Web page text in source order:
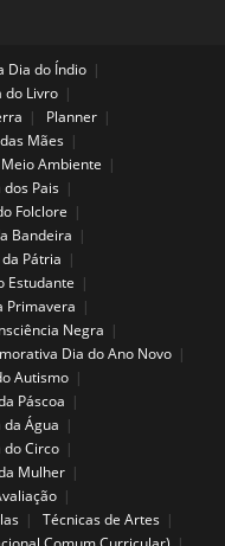
Dia do Índio
do Livro
Planner
Mães
Ambiente
Pais
Folclore
Bandeira
Pátria
Estudante
Primavera
Negra
Dia do Ano Novo
Autismo
Páscoa
Água
Circo
Mulher
Técnicas de Artes